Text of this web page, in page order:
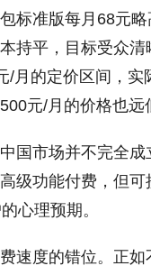
标准版每月68元
持平，目标受众
/月的定价区间，
元/月的价格也
国市场并不完全
级功能付费，但
心理预期。
速度的错位。正